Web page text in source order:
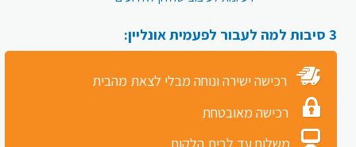
3 סיבות למה לעבור לפעמית אונליין:
רכישה ישירה ונוחה מבלי לצאת מהבית
רכישה מאובטחת
משלוח עד לבית הלקוח